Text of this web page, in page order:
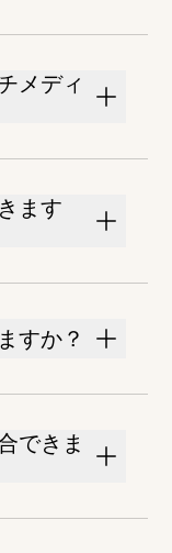
メディ
ます
すか？
できま